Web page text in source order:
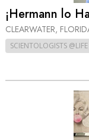
¡Hermann lo
CLEARWATER,
SCIENTOLOGISTS @LIFE